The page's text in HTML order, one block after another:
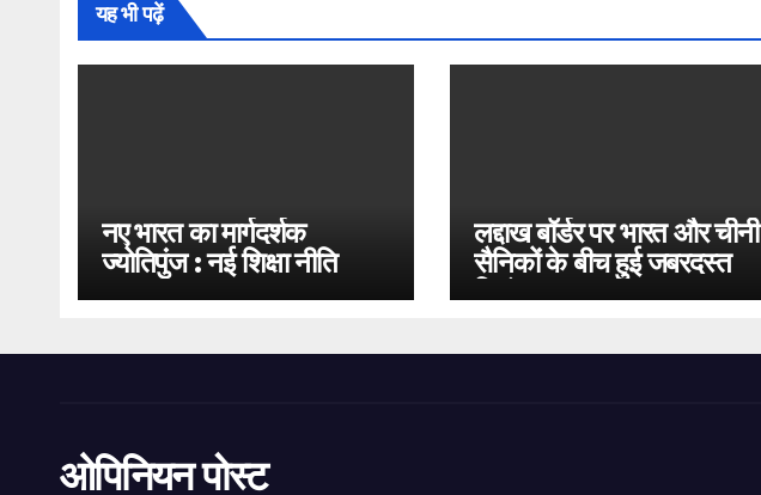
यह भी पढ़ें
नए भारत का मार्गदर्शक
ज्योतिपुंज : नई शिक्षा नीति
2020
लद्दाख बॉर्डर पर भारत और चीनी
सैनिकों के बीच हुई जबरदस्त
भिड़ंत
ओपिनियन पोस्ट